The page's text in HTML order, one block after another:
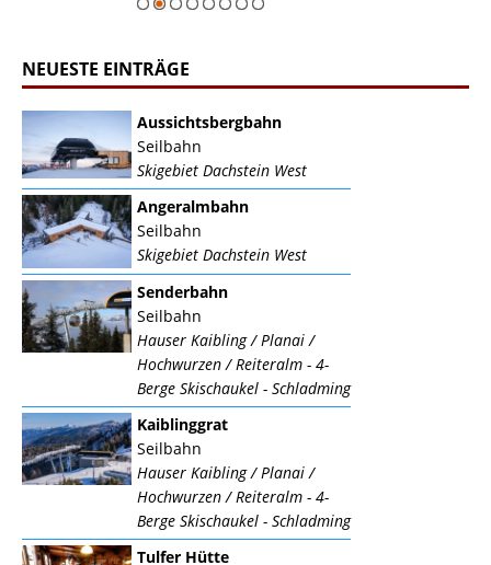
NEUESTE EINTRÄGE
Aussichtsbergbahn
Seilbahn
Skigebiet Dachstein West
Angeralmbahn
Seilbahn
Skigebiet Dachstein West
Senderbahn
Seilbahn
Hauser Kaibling / Planai /
Hochwurzen / Reiteralm - 4-
Berge Skischaukel - Schladming
Kaiblinggrat
Seilbahn
Hauser Kaibling / Planai /
Hochwurzen / Reiteralm - 4-
Berge Skischaukel - Schladming
Tulfer Hütte